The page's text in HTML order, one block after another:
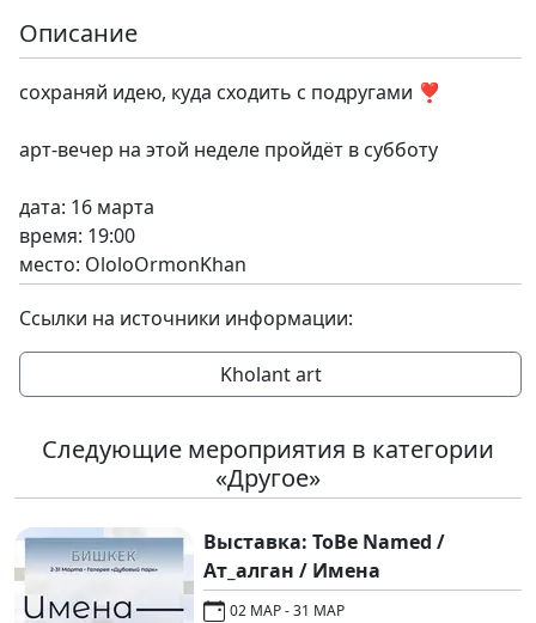
Описание
сохраняй идею, куда сходить с подругами ❣️
арт-вечер на этой неделе пройдёт в субботу
дата: 16 марта
время: 19:00
место: OloloOrmonKhan
Ссылки на источники информации:
Kholant art
Следующие мероприятия в категории
«Другое»
Выставка: ToBe Named /
Ат_алган / Имена
02 МАР - 31 МАР